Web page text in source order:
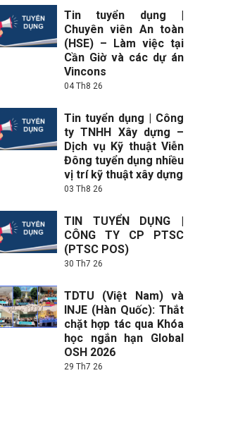
Tin tuyển dụng |
Chuyên viên An toàn
(HSE) – Làm việc tại
Cần Giờ và các dự án
Vincons
04 Th8 26
Tin tuyển dụng | Công
ty TNHH Xây dựng –
Dịch vụ Kỹ thuật Viễn
Đông tuyển dụng nhiều
vị trí kỹ thuật xây dựng
03 Th8 26
TIN TUYỂN DỤNG |
CÔNG TY CP PTSC
(PTSC POS)
30 Th7 26
TDTU (Việt Nam) và
INJE (Hàn Quốc): Thắt
chặt hợp tác qua Khóa
học ngắn hạn Global
OSH 2026
29 Th7 26